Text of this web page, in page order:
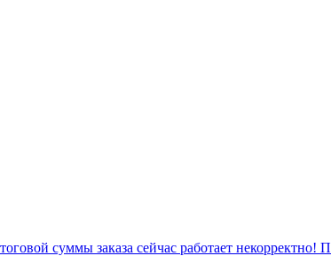
суммы заказа сейчас работает